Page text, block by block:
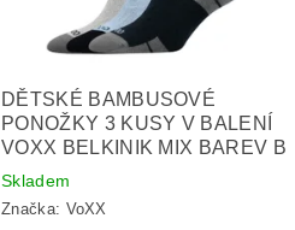
DĚTSKÉ BAMBUSOVÉ
PONOŽKY 3 KUSY V BALENÍ
VOXX BELKINIK MIX BAREV B
Skladem
Značka: VoXX